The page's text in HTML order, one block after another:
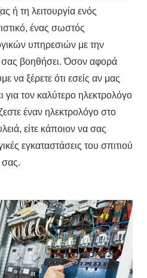
ή τη λειτουργία ενός
ένας σωστός
υπηρεσιών με την
σας βοηθήσει. Όσον αφορά
να ξέρετε ότι εσείς αν μας
για τον καλύτερο ηλεκτρολόγο
έναν ηλεκτρολόγο στο
είτε κάποιον να σας
εγκαταστάσεις του σπιτιού
σας.